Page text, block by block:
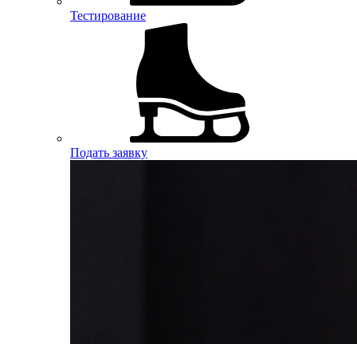
Тестирование
Подать заявку